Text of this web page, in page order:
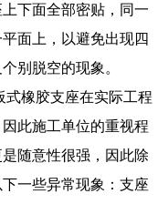
下面全部密贴，同一
面上，以避免出现四
别脱空的现象。
式橡胶支座在实际工程
此施工单位的重视程
随意性很强，因此除
一些异常现象：支座